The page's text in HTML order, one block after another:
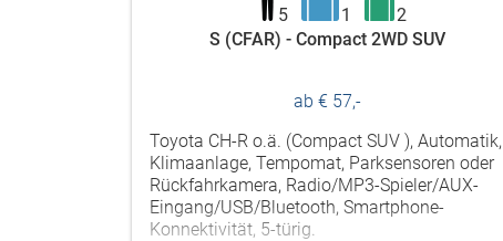
5 1
2
S (CFAR) - Compact 2WD SUV
ab € 57,-
Toyota CH-R o.ä. (Compact SUV ), Automatik,
Klimaanlage, Tempomat, Parksensoren oder
Rückfahrkamera, Radio/MP3-Spieler/AUX-
Eingang/USB/Bluetooth, Smartphone-
Konnektivität, 5-türig.